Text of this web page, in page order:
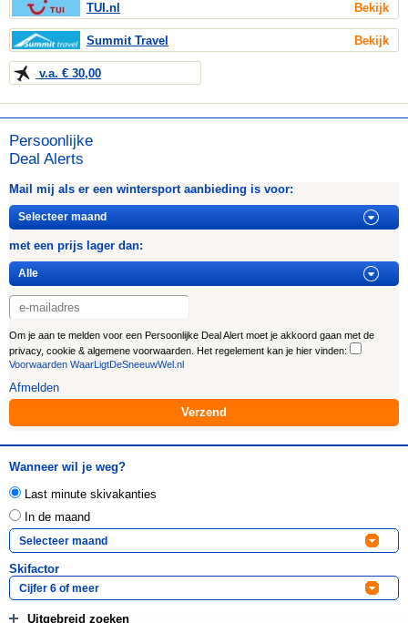
TUI.nl Bekijk
Summit Travel Bekijk
v.a. € 30,00
Persoonlijke
Deal Alerts
Mail mij als er een wintersport aanbieding is voor:
met een prijs lager dan:
Om je aan te melden voor een Persoonlijke Deal Alert moet je akkoord gaan met de
privacy, cookie & algemene voorwaarden. Het regelement kan je hier vinden:
Voorwaarden WaarLigtDeSneeuwWel.nl
Afmelden
Wanneer wil je weg?
Last minute skivakanties
In de maand
Skifactor
Uitgebreid zoeken